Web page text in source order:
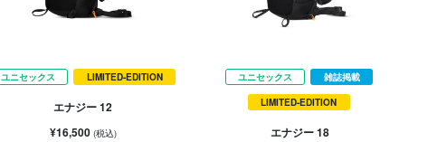
ユニセックス LIMITED-EDITION
エナジー 12
¥16,500 (税込)
ユニセックス 雑誌掲載
LIMITED-EDITION
エナジー 18